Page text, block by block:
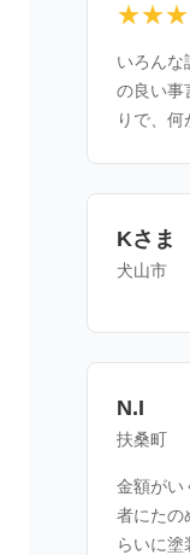
いろんな
の良い事
りで、
Kさま
犬山市
N.I
扶桑町
金額がい
者にたの
らいに塗